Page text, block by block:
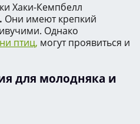
Хаки-Кемпбелл
Они имеют крепкий
Однако
птиц, могут проявиться и
для молодняка и